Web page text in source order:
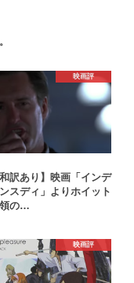
映画評
和訳あり】映画「インデ
スディ」よりホイット
の…
映画評